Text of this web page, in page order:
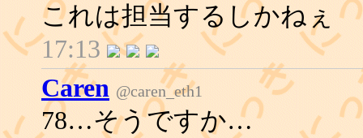
これは担当するしかねぇ
17:13
Caren @caren_eth1
78…そうですか…